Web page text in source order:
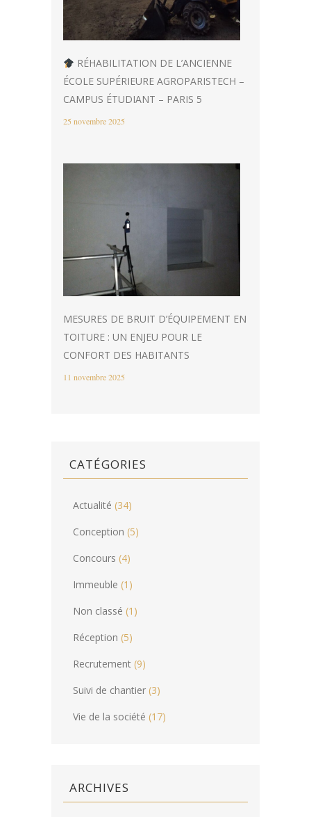
RÉHABILITATION DE L’ANCIENNE
ÉCOLE SUPÉRIEURE AGROPARISTECH –
CAMPUS ÉTUDIANT – PARIS 5
25 novembre 2025
MESURES DE BRUIT D’ÉQUIPEMENT EN
TOITURE : UN ENJEU POUR LE
CONFORT DES HABITANTS
11 novembre 2025
CATÉGORIES
Actualité (34)
Conception (5)
Concours (4)
Immeuble (1)
Non classé (1)
Réception (5)
Recrutement (9)
Suivi de chantier (3)
Vie de la société (17)
ARCHIVES